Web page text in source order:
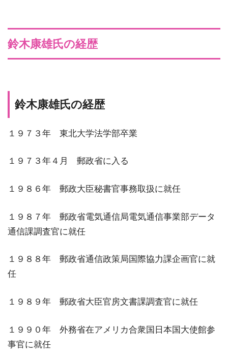
鈴木康雄氏の経歴
鈴木康雄氏の経歴
１９７３年 東北大学法学部卒業
１９７３年４月 郵政省に入る
１９８６年 郵政大臣秘書官事務取扱に就任
１９８７年 郵政省電気通信局電気通信事業部データ
通信課調査官に就任
１９８８年 郵政省通信政策局国際協力課企画官に就
任
１９８９年 郵政省大臣官房文書課調査官に就任
１９９０年 外務省在アメリカ合衆国日本国大使館参
事官に就任